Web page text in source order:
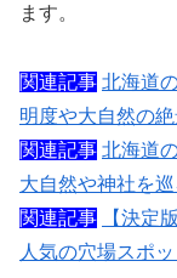
ます。
関連記事 北海道
明度や大自然の絶
関連記事 北海道
大自然や神社を巡
関連記事
【決定
人気の穴場スポッ